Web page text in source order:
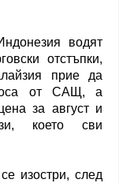
водят
отстъпки,
прие да
от САЩ, а
за август и
което сви
изостри, след